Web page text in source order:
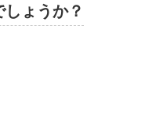
ょうか？